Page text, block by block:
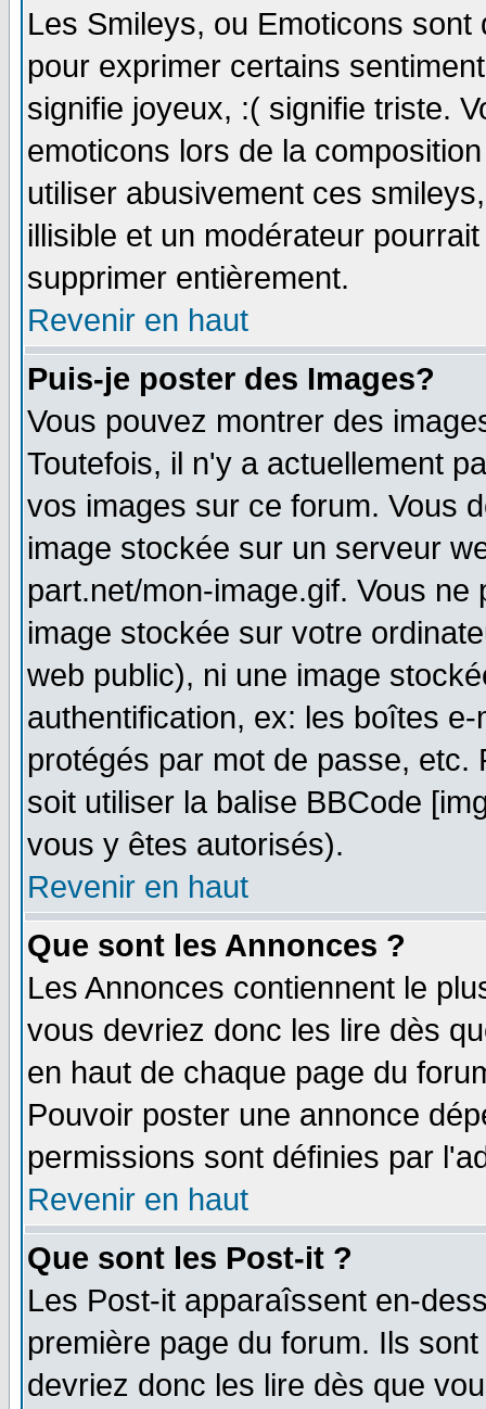
Les Smileys, ou Emoticons
pour exprimer certains
signifie joyeux, :( signifie triste.
emoticons lors de la
utiliser abusivement ces
illisible et un modérateur
supprimer entièrement.
Revenir en haut
Puis-je poster des Images?
Vous pouvez montrer des
Toutefois, il n'y a actuellement
vos images sur ce forum. Vous
image stockée sur un serveur
part.net/mon-image.gif. Vous
image stockée sur votre
web public), ni une image
authentification, ex: les boîtes
protégés par mot de passe,
soit utiliser la balise BBCode
vous y êtes autorisés).
Revenir en haut
Que sont les Annonces ?
Les Annonces contiennent le
vous devriez donc les lire dès
en haut de chaque page du
Pouvoir poster une annonce
permissions sont définies par
Revenir en haut
Que sont les Post-it ?
Les Post-it apparaîssent en-
première page du forum. Ils
devriez donc les lire dès que